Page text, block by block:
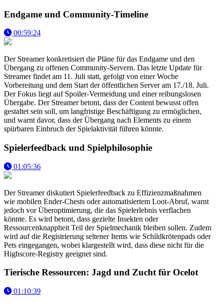
Endgame und Community-Timeline
00:59:24
Der Streamer konkretisiert die Pläne für das Endgame und den
Übergang zu offenen Community-Servern. Das letzte Update für
Streamer findet am 11. Juli statt, gefolgt von einer Woche
Vorbereitung und dem Start der öffentlichen Server am 17./18. Juli.
Der Fokus liegt auf Spoiler-Vermeidung und einer reibungslosen
Übergabe. Der Streamer betont, dass der Content bewusst offen
gestaltet sein soll, um langfristige Beschäftigung zu ermöglichen,
und warnt davor, dass der Übergang nach Elements zu einem
spürbaren Einbruch der Spielaktivität führen könnte.
Spielerfeedback und Spielphilosophie
01:05:36
Der Streamer diskutiert Spielerfeedback zu Effizienzmaßnahmen
wie mobilen Ender-Chests oder automatisiertem Loot-Abruf, warnt
jedoch vor Überoptimierung, die das Spielerlebnis verflachen
könnte. Es wird betont, dass gezielte Insekten oder
Ressourcenknappheit Teil der Spielmechanik bleiben sollen. Zudem
wird auf die Registrierung seltener Items wie Schildkrötenpads oder
Pets eingegangen, wobei klargestellt wird, dass diese nicht für die
Highscore-Registry geeignet sind.
Tierische Ressourcen: Jagd und Zucht für Ocelot
01:10:39